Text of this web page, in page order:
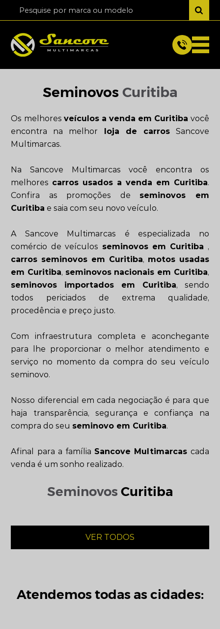
SeminovosCuritiba
Os melhores veículos a venda em Curitiba você
encontra na melhor loja de carrosSancove
Multimarcas.
Na Sancove Multimarcas você encontra os
melhores carros usados a venda em Curitiba.
Confira as promoções de seminovos em
Curitiba e saia com seu novo veículo.
A Sancove Multimarcas é especializada no
comércio de veículos seminovos em Curitiba ,
carros seminovos em Curitiba, motos usadas
em Curitiba, seminovos nacionais em Curitiba,
seminovos importados em Curitiba, sendo
todos periciados de extrema qualidade,
procedência e preço justo.
Com infraestrutura completa e aconchegante
para lhe proporcionar o melhor atendimento e
serviço no momento da compra do seu veículo
seminovo.
Nosso diferencial em cada negociação é para que
haja transparência, segurança e confiança na
compra do seu seminovo em Curitiba.
Afinal para a família Sancove Multimarcas cada
venda é um sonho realizado.
Seminovos Curitiba
VER TODOS
Atendemos todas as cidades: